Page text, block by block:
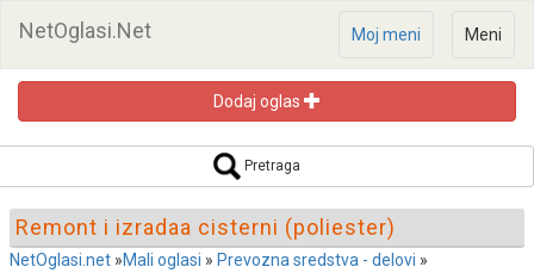
NetOglasi.Net Meni
Moj meni
Dodaj oglas
Pretraga
Pretraga oglasa
Remont i izradaa cisterni (poliester)
NetOglasi.net »Mali oglasi » Prevozna sredstva - delovi »